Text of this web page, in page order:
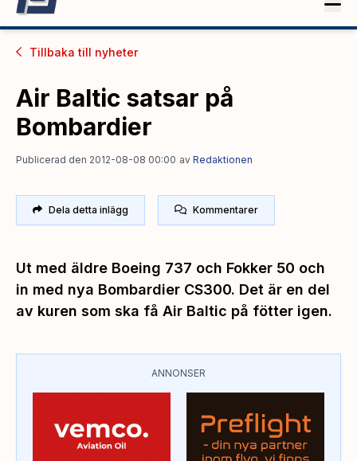
Tillbaka till nyheter
Air Baltic satsar på
Bombardier
Publicerad den 2012-08-08 00:00 av Redaktionen
Dela detta inlägg Kommentarer
Ut med äldre Boeing 737 och Fokker 50 och
in med nya Bombardier CS300. Det är en del
av kuren som ska få Air Baltic på fötter igen.
ANNONSER